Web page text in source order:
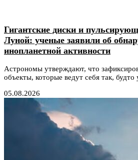
Гигантские диски и
Луной: ученые заявили об
инопланетной активности
Астрономы утверждают, что
объекты, которые ведут себя так, будто
05.08.2026